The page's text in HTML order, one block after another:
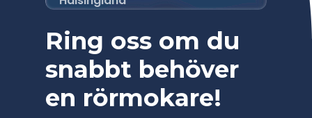
Ring oss om du
snabbt behöver
en rörmokare!